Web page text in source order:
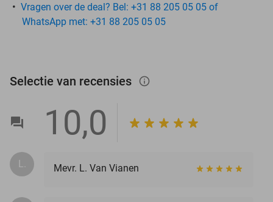
Vragen over de deal? Bel: +31 88 205 05 05 of
WhatsApp met: +31 88 205 05 05
Selectie van recensies info_outlined
10,0
L. Mevr. L. Van Vianen